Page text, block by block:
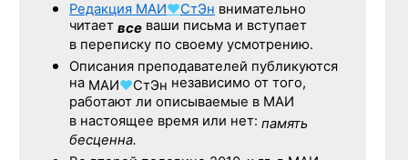
Редакция МАИ♥СтЭн внимательно
читает все ваши письма и вступает
в переписку по своему усмотрению.
Описания преподавателей публикуются
на МАИ♥СтЭн независимо от того,
работают ли описываемые в МАИ
в настоящее время или нет: память
бесценна.